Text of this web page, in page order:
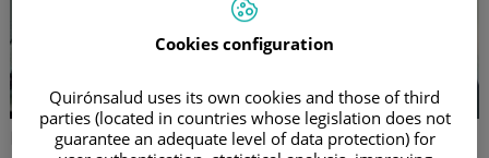
Enfermedades cardiovasculares
Cookies configuration
Quirónsalud uses its own cookies and those of third
parties (located in countries whose legislation does not
guarantee an adequate level of data protection) for